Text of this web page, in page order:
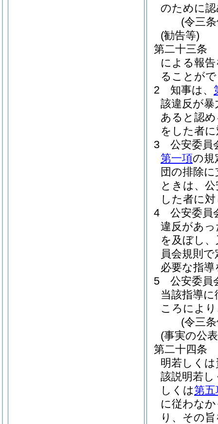
のために
(令三
(勧告等)
第二十三条
による報
ることが
2
知事は、
該違反が
あると認
をした者
3
公安委員
第一項の規
団の排除
ときは、
した者に
4
公安委員
違反があ
を及ぼし
員会規則
必要な指
5
公安委員
当該指導
ころによ
(令三
(事実の公
第二十四条
明若しく
該説明若
しくは第五
に従わな
り、その